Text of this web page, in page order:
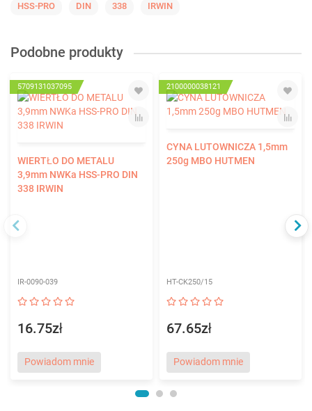
HSS-PRO DIN 338 IRWIN
Podobne produkty
5709131037095
WIERTŁO DO METALU
3,9mm NWKa HSS-PRO DIN
338 IRWIN
IR-0090-039
16.75zł
Powiadom mnie
2100000038121
CYNA LUTOWNICZA 1,5mm
250g MBO HUTMEN
HT-CK250/15
67.65zł
Powiadom mnie